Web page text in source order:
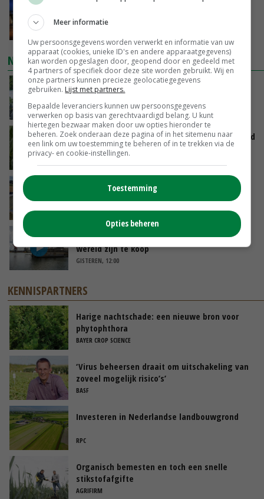
hogere omzet
NIEUWSTE VIDEO'S
Oekraïne-vlogger Kees Huizinga: ‘Bezoek van
de ambassade mag zelf groente plukken’
VANDAAG, 12:00
Limburgse mais van Frijns doet het verrassend
goed
VANDAAG, 10:00
Droogte veroorzaakt steeds meer problemen:
GISTEREN, 14:06
Koeien van enige drijvende boerderij ter
wereld zijn te koop
GISTEREN, 12:00
KENNISPARTNERS
Harige nachtschade: een nieuwe bron voor
phytophthora
BAYER CROP SCIENCE
‘Virus beheersen draait om uitschakeling van
zoveel mogelijk risico’s’
BASF
Investeren in Nederlandse landbouwgrond
RPC
Organisch bemesten en toch een snelle
stikstofafgifte
AGRIFIRM
Meer informatie
Uw persoonsgegevens worden verwerkt en informatie van uw
apparaat (cookies, unieke ID's en andere apparaatgegevens)
kan worden opgeslagen door, geopend door en gedeeld met
4 partners of specifiek door deze site worden gebruikt. Wij en
onze partners kunnen precieze geolocatiegegevens
gebruiken. Lijst met partners.
Bepaalde leveranciers kunnen uw persoonsgegevens
verwerken op basis van gerechtvaardigd belang. U kunt
hiertegen bezwaar maken door uw opties hieronder te
beheren. Zoek onderaan deze pagina of in het sitemenu naar
een link om uw toestemming te beheren of in te trekken via de
privacy- en cookie-instellingen.
Toestemming
Opties beheren